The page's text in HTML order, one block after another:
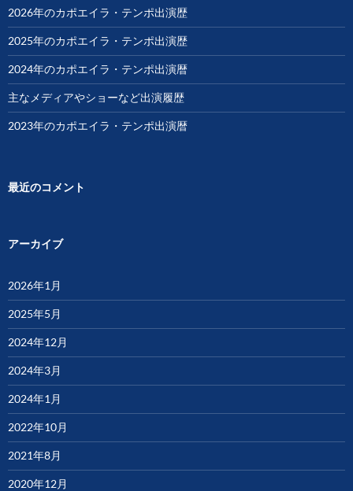
2026年のカポエイラ・テンポ出演歴
2025年のカポエイラ・テンポ出演歴
2024年のカポエイラ・テンポ出演暦
主なメディアやショーなど出演履歴
2023年のカポエイラ・テンポ出演暦
最近のコメント
アーカイブ
2026年1月
2025年5月
2024年12月
2024年3月
2024年1月
2022年10月
2021年8月
2020年12月